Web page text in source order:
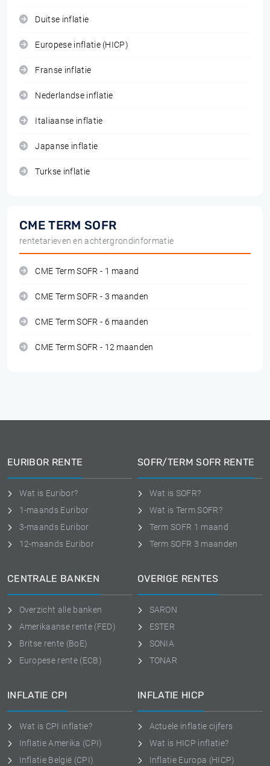
Duitse inflatie
Europese inflatie (HICP)
Franse inflatie
Nederlandse inflatie
Italiaanse inflatie
Japanse inflatie
Turkse inflatie
CME TERM SOFR
rentetarieven en achtergrondinformatie
CME Term SOFR - 1 maand
CME Term SOFR - 3 maanden
CME Term SOFR - 6 maanden
CME Term SOFR - 12 maanden
EURIBOR RENTE
Wat is Euribor?
1-maands Euribor
3-maands Euribor
12-maands Euribor
SOFR/TERM SOFR RENTE
Wat is SOFR?
Wat is Term SOFR?
Term SOFR 1 maand
Term SOFR 3 maanden
CENTRALE BANKEN
Overzicht alle banken
Amerikaanse rente (FED)
Britse rente (BoE)
Europese rente (ECB)
OVERIGE RENTES
SARON
ESTER
SONIA
TONAR
INFLATIE CPI
Wat is CPI inflatie?
Inflatie Amerika (CPI)
Inflatie België (CPI)
INFLATIE HICP
Actuele inflatie cijfers
Wat is HICP inflatie?
Inflatie Europa (HICP)